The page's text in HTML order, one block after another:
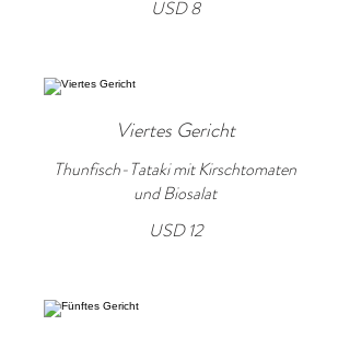
USD 8
Viertes Gericht
Thunfisch-Tataki mit Kirschtomaten
und Biosalat
USD 12